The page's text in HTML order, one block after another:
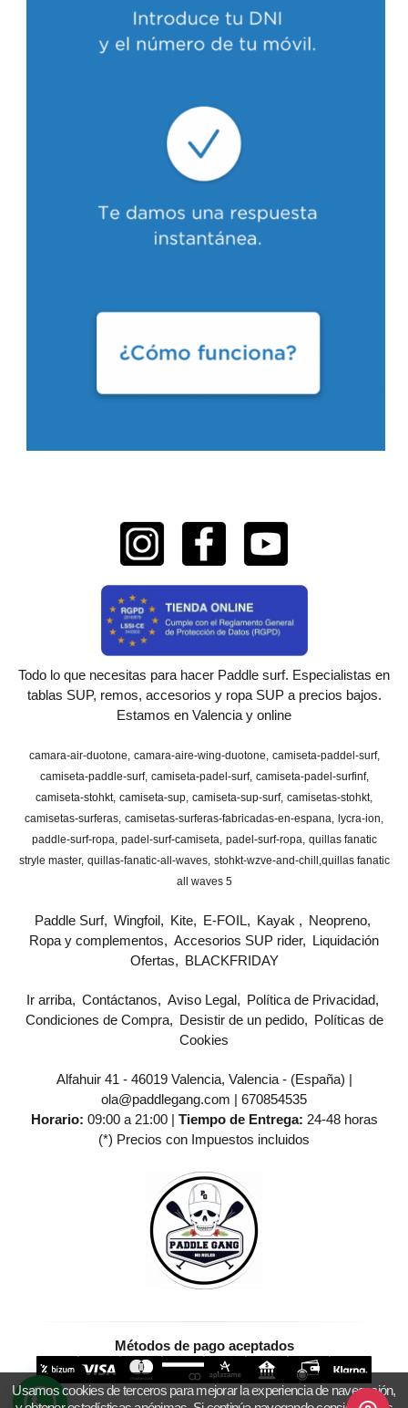
Todo lo que necesitas para hacer Paddle surf. Especialistas en
tablas SUP, remos, accesorios y ropa SUP a precios bajos.
Estamos en Valencia y online
camara-air-duotone camara-aire-wing-duotone camiseta-paddel-surf
camiseta-paddle-surf camiseta-padel-surf camiseta-padel-surfinf
camiseta-stohkt camiseta-sup camiseta-sup-surf camisetas-stohkt
camisetas-surferas camisetas-surferas-fabricadas-en-espana lycra-ion
paddle-surf-ropa padel-surf-camiseta padel-surf-ropa quillas fanatic
stryle master quillas-fanatic-all-waves stohkt-wzve-and-chill ​quillas fanatic
all waves 5
Paddle Surf Wingfoil Kite E-FOIL Kayak
Neopreno
Ropa y complementos
Accesorios SUP rider
Liquidación
Ofertas
BLACKFRIDAY
Ir arriba Contáctanos Aviso Legal
Política de Privacidad
Condiciones de Compra
Desistir de un pedido
Políticas de
Cookies
Alfahuir 41 - 46019 Valencia, Valencia - (España) |
ola@paddlegang.com | 670854535
Horario: 09:00 a 21:00 | Tiempo de Entrega: 24-48 horas
(*) Precios con Impuestos incluidos
Métodos de pago aceptados
Usamos cookies de terceros para mejorar la experiencia de navegación,